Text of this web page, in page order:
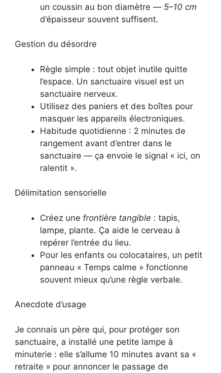
un coussin au bon diamètre — 5–10 cm
d’épaisseur souvent suffisent.
Gestion du désordre
Règle simple : tout objet inutile quitte
l’espace. Un sanctuaire visuel est un
sanctuaire nerveux.
Utilisez des paniers et des boîtes pour
masquer les appareils électroniques.
Habitude quotidienne : 2 minutes de
rangement avant d’entrer dans le
sanctuaire — ça envoie le signal « ici, on
ralentit ».
Délimitation sensorielle
Créez une frontière tangible : tapis,
lampe, plante. Ça aide le cerveau à
repérer l’entrée du lieu.
Pour les enfants ou colocataires, un petit
panneau « Temps calme » fonctionne
souvent mieux qu’une règle verbale.
Anecdote d’usage
Je connais un père qui, pour protéger son
sanctuaire, a installé une petite lampe à
minuterie : elle s’allume 10 minutes avant sa «
retraite » pour annoncer le passage de